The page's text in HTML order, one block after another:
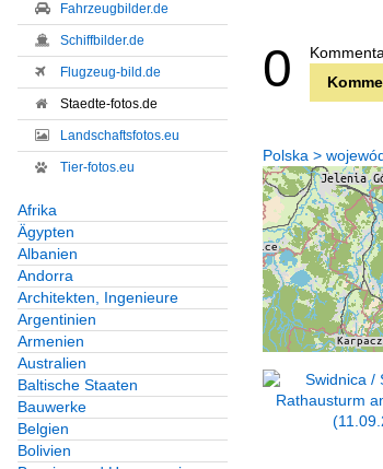
Fahrzeugbilder.de
Schiffbilder.de
Flugzeug-bild.de
Staedte-fotos.de
Landschaftsfotos.eu
Tier-fotos.eu
Afrika
Ägypten
Albanien
Andorra
Architekten, Ingenieure
Argentinien
Armenien
Australien
Baltische Staaten
Bauwerke
Belgien
Bolivien
0
Polska >